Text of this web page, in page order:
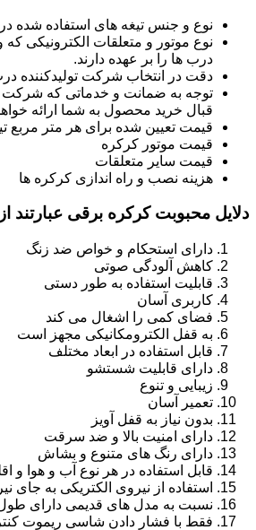
نوع و جنس تیغه های استفاده شده
نوع موتور و متعلقات الکترونیکی که
درب ها را بر عهده دارند.
دقت در انتخاب شرکت تولیدکننده
توجه به ضمانت و خدماتی که شرکت
قبال خرید محصول به شما ارائه
قیمت تعیین شده برای هر متر مربع
قیمت موتور کرکره
قیمت سایر متعلقات
هزینه نصب و راه اندازی کرکره ها
دلایل محبوبت کرکره برقی عبارتند
دارای استحکام و خواص ضد زنگ
کاهش آلودگی صوتی
قابلیت استفاده به طور دستی
کاربری آسان
فضای کمی را اشغال می کند
به قفل الکترومکانیکی مجهز است
قابل استفاده در ابعاد مختلف
دارای قابلیت شستشو
زیبایی و تنوع
تعمیر آسان
بدون نیاز به قفل آویز
دارای امنیت بالا و ضد سرقت
دارای رنگ های متنوع و بشاش
قابل استفاده در هر نوع آب و هوا و
استفاده از نیروی الکتریکی به جای
نسبت به مدل های قدیمی دارای
فقط با فشار دادن شاسی ریموت